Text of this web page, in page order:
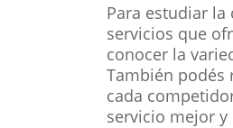
Para estudiar
servicios que
conocer la
También podés
cada
servicio mejor